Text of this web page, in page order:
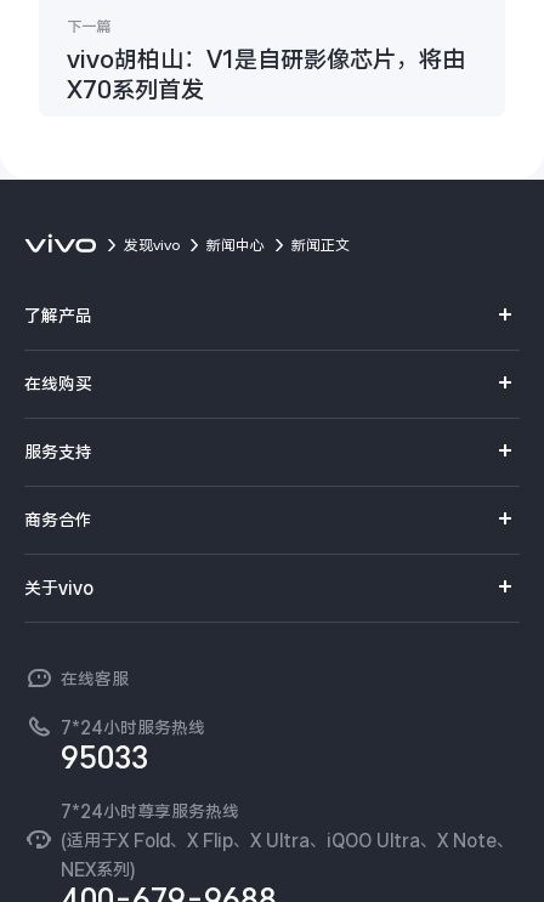
下一篇
vivo胡柏山：V1是自研影像芯片，将由
X70系列首发
发现vivo 新闻中心 新闻正文
了解产品
S系列
Y系列
iQOO手机
T系列
NEX系列
在线购买
选购手机
选购配件
订单查询
服务支持
服务网点
查找手机
环保回收
安全公告
服务隐私政策
商务合作
开放平台
vivo 企业业务
廉正合规
国补营业执照
无线电发射设备销售备案
关于vivo
工作机会
新闻资讯
可持续发展
vivo 蔡司影像
在线客服
7*24小时服务热线
95033
7*24小时尊享服务热线
(适用于X Fold、X Flip、X Ultra、iQOO Ultra、X Note、
NEX系列)